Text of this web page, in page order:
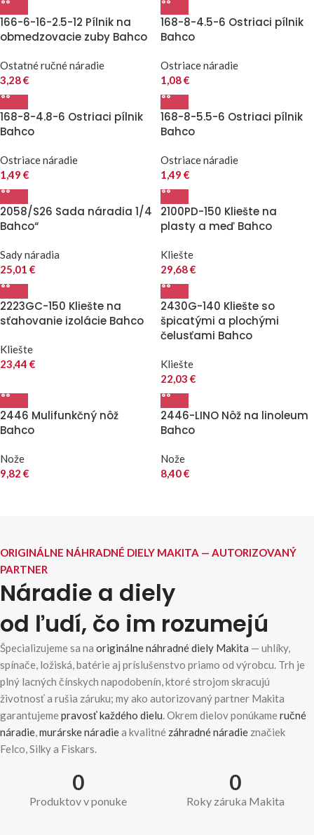
166-6-16-2.5-12 Pílnik na
obmedzovacie zuby Bahco
Ostatné ručné náradie
3,28€
168-8-4.5-6 Ostriaci pílnik
Bahco
Ostriace náradie
1,08€
168-8-4.8-6 Ostriaci pílnik
Bahco
Ostriace náradie
1,49 €
168-8-5.5-6 Ostriaci pílnik
Bahco
Ostriace náradie
1,49 €
2058/S26 Sada náradia 1/4
Bahco“
Sady náradia
25,01 €
2100PD-150 Kliešte na
plasty a meď Bahco
Kliešte
29,68€
2223GC-150 Kliešte na
sťahovanie izolácie Bahco
Kliešte
23,44 €
2430G-140 Kliešte so
špicatými a plochými
čelusťami Bahco
Kliešte
22,03 €
2446 Mulifunkčný nôž
Bahco
Nože
9,82 €
2446-LINO Nôž na linoleum
Bahco
Nože
8,40€
ORIGINÁLNE NÁHRADNÉ DIELY MAKITA — AUTORIZOVANÝ
PARTNER
Náradie a diely
od ľudí, čo im rozumejú
Špecializujeme sa na originálne náhradné diely Makita — uhlíky,
spínače, ložiská, batérie aj príslušenstvo priamo od výrobcu. Trh je
plný lacných čínskych napodobenín, ktoré strojom skracujú
životnosť a rušia záruku; my ako autorizovaný partner Makita
garantujemepravosť každého dielu. Okrem dielov ponúkameručné
náradie,murárske náradiea kvalitné záhradné náradie značiek
Felco, Silky a Fiskars.
0
Produktov v ponuke
0
Roky záruka Makita